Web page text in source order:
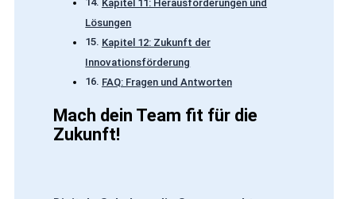
Kapitel 11: Herausforderungen und
Lösungen
Kapitel 12: Zukunft der
Innovationsförderung
FAQ: Fragen und Antworten
Mach dein Team fit für die
Zukunft!